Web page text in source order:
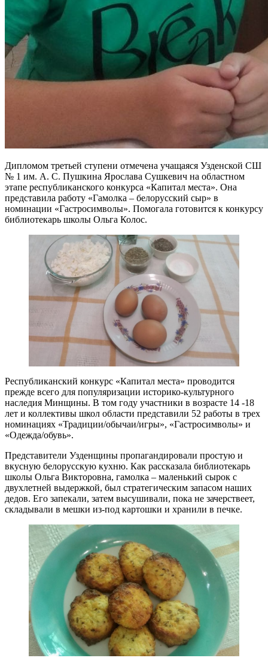
Дипломом третьей ступени отмечена учащаяся Узденской СШ
№ 1 им. А. С. Пушкина Ярослава Сушкевич на областном
этапе республиканского конкурса «Капитал места». Она
представила работу «Гамолка – белорусский сыр» в
номинации «Гастросимволы». Помогала готовится к конкурсу
библиотекарь школы Ольга Колос.
Республиканский конкурс «Капитал места» проводится
прежде всего для популяризации историко-культурного
наследия Минщины. В том году участники в возрасте 14 -18
лет и коллективы школ области представили 52 работы в трех
номинациях «Традиции/обычаи/игры», «Гастросимволы» и
«Одежда/обувь».
Представители Узденщины пропагандировали простую и
вкусную белорусскую кухню. Как рассказала библиотекарь
школы Ольга Викторовна, гамолка – маленький сырок с
двухлетней выдержкой, был стратегическим запасом наших
дедов. Его запекали, затем высушивали, пока не зачерствеет,
складывали в мешки из-под картошки и хранили в печке.